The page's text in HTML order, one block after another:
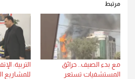
مرتبط
مع بدء الصيف.. حرائق
المستشفيات تستعر
التربية:
للمشاريع